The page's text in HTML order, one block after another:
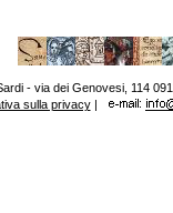
- via dei Genovesi, 114
sulla privacy|